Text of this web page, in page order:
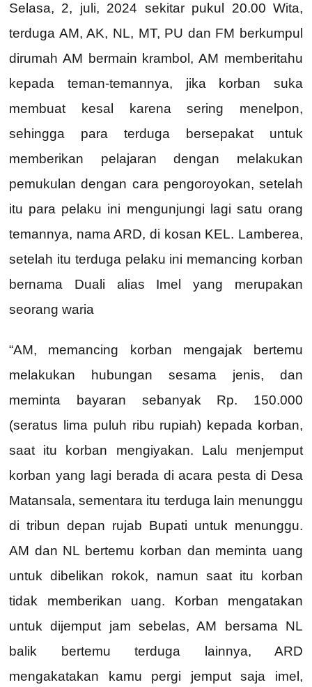
Selasa, 2, juli, 2024 sekitar pukul 20.00 Wita,
terduga AM, AK, NL, MT, PU dan FM berkumpul
dirumah AM bermain krambol, AM memberitahu
kepada teman-temannya, jika korban suka
membuat kesal karena sering menelpon,
sehingga para terduga bersepakat untuk
memberikan pelajaran dengan melakukan
pemukulan dengan cara pengoroyokan, setelah
itu para pelaku ini mengunjungi lagi satu orang
temannya, nama ARD, di kosan KEL. Lamberea,
setelah itu terduga pelaku ini memancing korban
bernama Duali alias Imel yang merupakan
seorang waria
“AM, memancing korban mengajak bertemu
melakukan hubungan sesama jenis, dan
meminta bayaran sebanyak Rp. 150.000
(seratus lima puluh ribu rupiah) kepada korban,
saat itu korban mengiyakan. Lalu menjemput
korban yang lagi berada di acara pesta di Desa
Matansala, sementara itu terduga lain menunggu
di tribun depan rujab Bupati untuk menunggu.
AM dan NL bertemu korban dan meminta uang
untuk dibelikan rokok, namun saat itu korban
tidak memberikan uang. Korban mengatakan
untuk dijemput jam sebelas, AM bersama NL
balik bertemu terduga lainnya, ARD
mengakatakan kamu pergi jemput saja imel,